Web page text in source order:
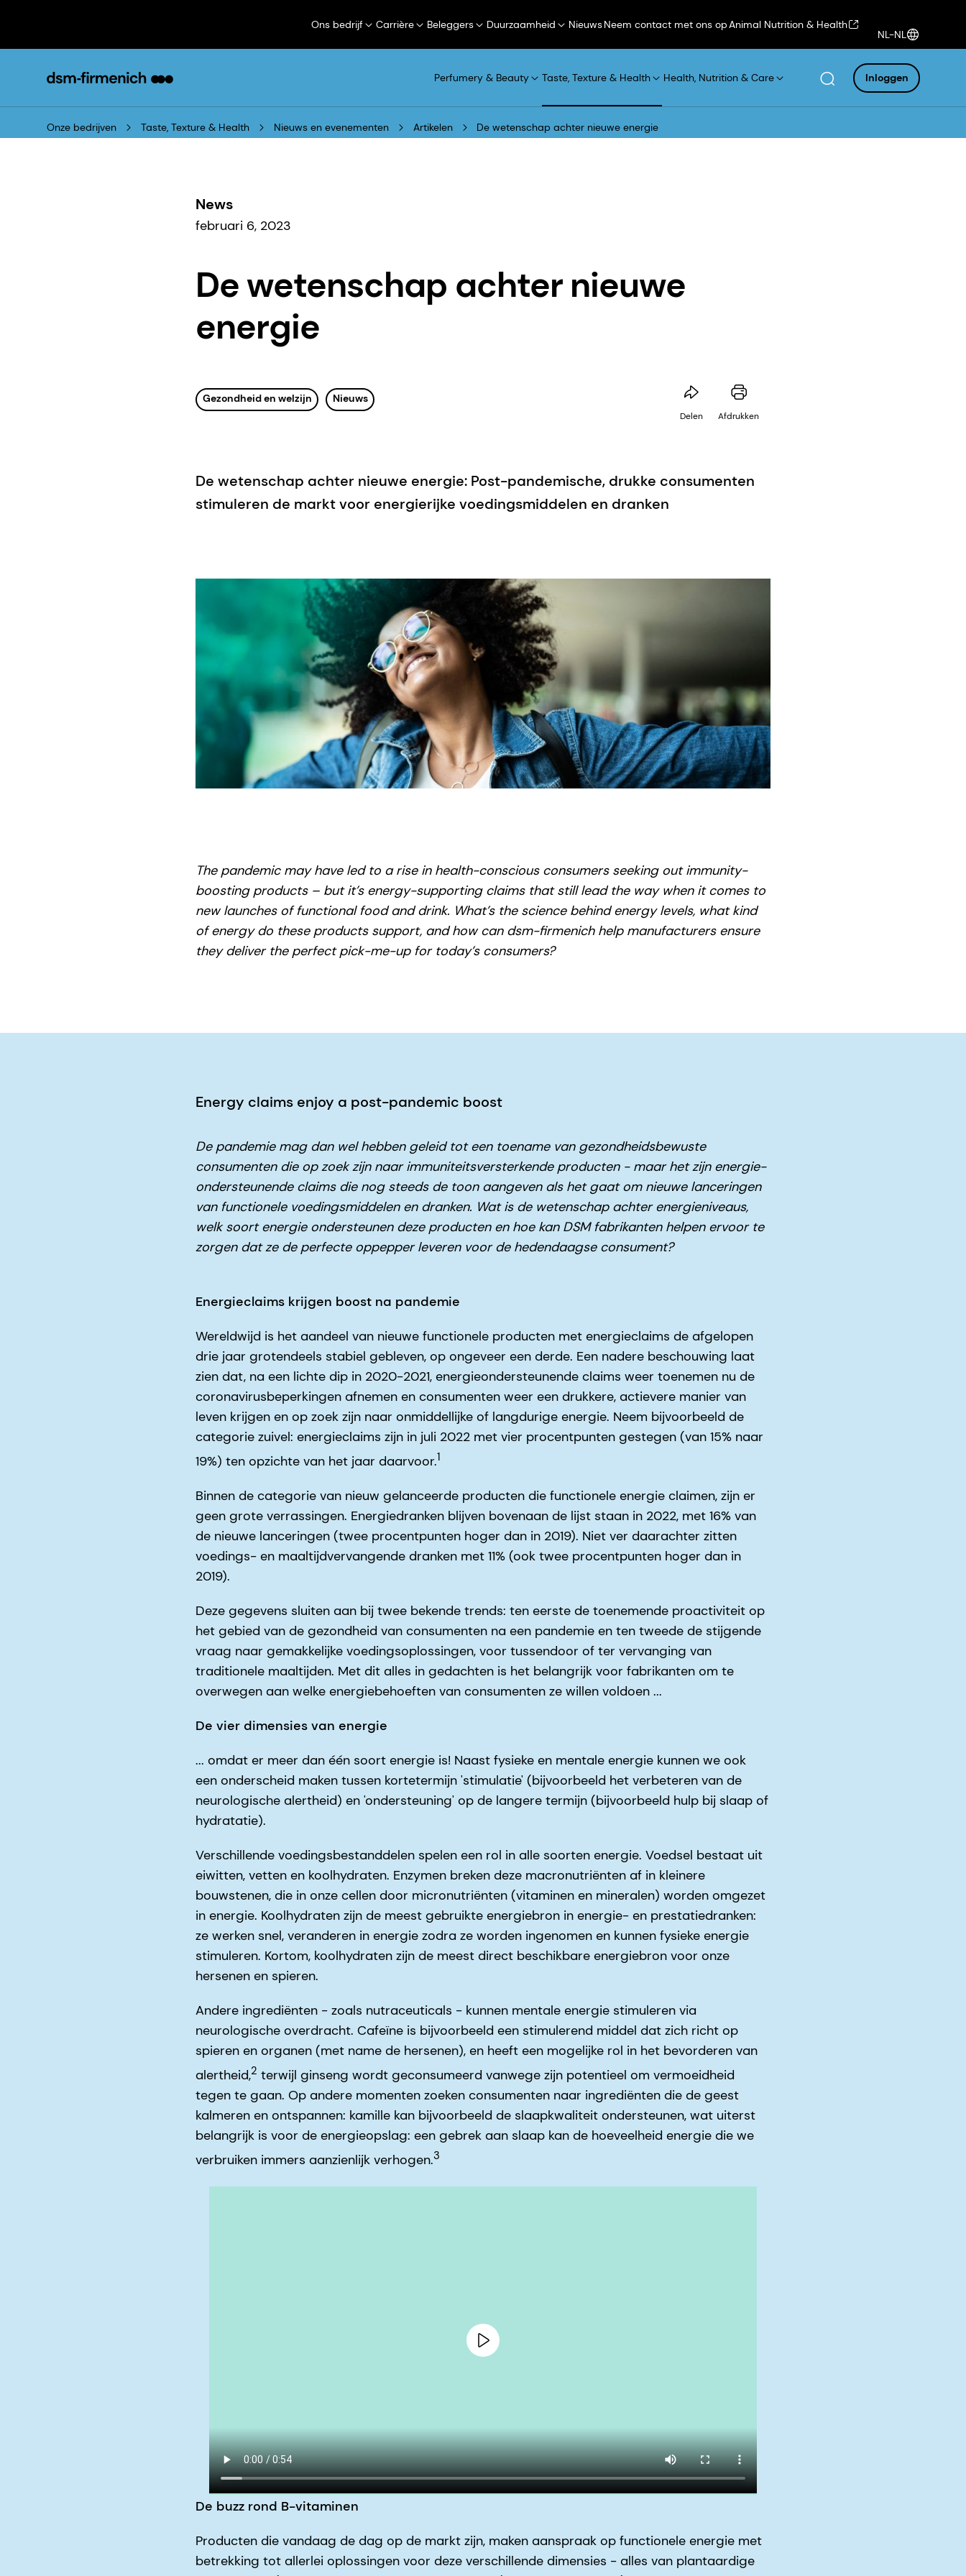
Ons bedrijf Carrière Beleggers Duurzaamheid NieuwsNeem contact met ons opAnimal Nutrition & Health
NL-NL
Perfumery & Beauty Taste, Texture & Health Health, Nutrition & Care Inloggen
Onze bedrijven Taste, Texture & Health Nieuws en evenementen Artikelen De wetenschap achter nieuwe energie
News
februari 6, 2023
De wetenschap achter nieuwe
energie
Gezondheid en welzijn Nieuws
Delen Afdrukken
De wetenschap achter nieuwe energie: Post-pandemische, drukke consumenten
stimuleren de markt voor energierijke voedingsmiddelen en dranken
The pandemic may have led to a rise in health-conscious consumers seeking out immunity-
boosting products – but it’s energy-supporting claims that still lead the way when it comes to
new launches of functional food and drink. What’s the science behind energy levels, what kind
of energy do these products support, and how can dsm-firmenich help manufacturers ensure
they deliver the perfect pick-me-up for today’s consumers?
Energy claims enjoy a post-pandemic boost
De pandemie mag dan wel hebben geleid tot een toename van gezondheidsbewuste
consumenten die op zoek zijn naar immuniteitsversterkende producten - maar het zijn energie-
ondersteunende claims die nog steeds de toon aangeven als het gaat om nieuwe lanceringen
van functionele voedingsmiddelen en dranken. Wat is de wetenschap achter energieniveaus,
welk soort energie ondersteunen deze producten en hoe kan DSM fabrikanten helpen ervoor te
zorgen dat ze de perfecte oppepper leveren voor de hedendaagse consument?
Energieclaims krijgen boost na pandemie
Wereldwijd is het aandeel van nieuwe functionele producten met energieclaims de afgelopen
drie jaar grotendeels stabiel gebleven, op ongeveer een derde. Een nadere beschouwing laat
zien dat, na een lichte dip in 2020-2021, energieondersteunende claims weer toenemen nu de
coronavirusbeperkingen afnemen en consumenten weer een drukkere, actievere manier van
leven krijgen en op zoek zijn naar onmiddellijke of langdurige energie. Neem bijvoorbeeld de
categorie zuivel: energieclaims zijn in juli 2022 met vier procentpunten gestegen (van 15% naar
19%) ten opzichte van het jaar daarvoor.1
Binnen de categorie van nieuw gelanceerde producten die functionele energie claimen, zijn er
geen grote verrassingen. Energiedranken blijven bovenaan de lijst staan in 2022, met 16% van
de nieuwe lanceringen (twee procentpunten hoger dan in 2019). Niet ver daarachter zitten
voedings- en maaltijdvervangende dranken met 11% (ook twee procentpunten hoger dan in
2019).
Deze gegevens sluiten aan bij twee bekende trends: ten eerste de toenemende proactiviteit op
het gebied van de gezondheid van consumenten na een pandemie en ten tweede de stijgende
vraag naar gemakkelijke voedingsoplossingen, voor tussendoor of ter vervanging van
traditionele maaltijden. Met dit alles in gedachten is het belangrijk voor fabrikanten om te
overwegen aan welke energiebehoeften van consumenten ze willen voldoen ...
De vier dimensies van energie
... omdat er meer dan één soort energie is! Naast fysieke en mentale energie kunnen we ook
een onderscheid maken tussen kortetermijn 'stimulatie' (bijvoorbeeld het verbeteren van de
neurologische alertheid) en 'ondersteuning' op de langere termijn (bijvoorbeeld hulp bij slaap of
hydratatie).
Verschillende voedingsbestanddelen spelen een rol in alle soorten energie. Voedsel bestaat uit
eiwitten, vetten en koolhydraten. Enzymen breken deze macronutriënten af in kleinere
bouwstenen, die in onze cellen door micronutriënten (vitaminen en mineralen) worden omgezet
in energie. Koolhydraten zijn de meest gebruikte energiebron in energie- en prestatiedranken:
ze werken snel, veranderen in energie zodra ze worden ingenomen en kunnen fysieke energie
stimuleren. Kortom, koolhydraten zijn de meest direct beschikbare energiebron voor onze
hersenen en spieren.
Andere ingrediënten - zoals nutraceuticals - kunnen mentale energie stimuleren via
neurologische overdracht. Cafeïne is bijvoorbeeld een stimulerend middel dat zich richt op
spieren en organen (met name de hersenen), en heeft een mogelijke rol in het bevorderen van
alertheid,2 terwijl ginseng wordt geconsumeerd vanwege zijn potentieel om vermoeidheid
tegen te gaan. Op andere momenten zoeken consumenten naar ingrediënten die de geest
kalmeren en ontspannen: kamille kan bijvoorbeeld de slaapkwaliteit ondersteunen, wat uiterst
belangrijk is voor de energieopslag: een gebrek aan slaap kan de hoeveelheid energie die we
verbruiken immers aanzienlijk verhogen.3
De buzz rond B-vitaminen
Producten die vandaag de dag op de markt zijn, maken aanspraak op functionele energie met
betrekking tot allerlei oplossingen voor deze verschillende dimensies - alles van plantaardige